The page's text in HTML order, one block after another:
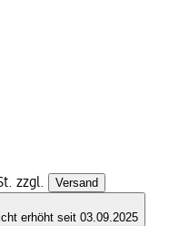
zzgl. Versand
erhöht seit 03.09.2025